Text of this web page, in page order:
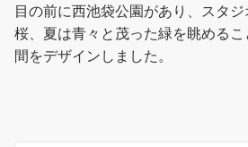
目の前に西池袋公園があり、スタ
桜、夏は青々と茂った緑を眺める
間をデザインしました。